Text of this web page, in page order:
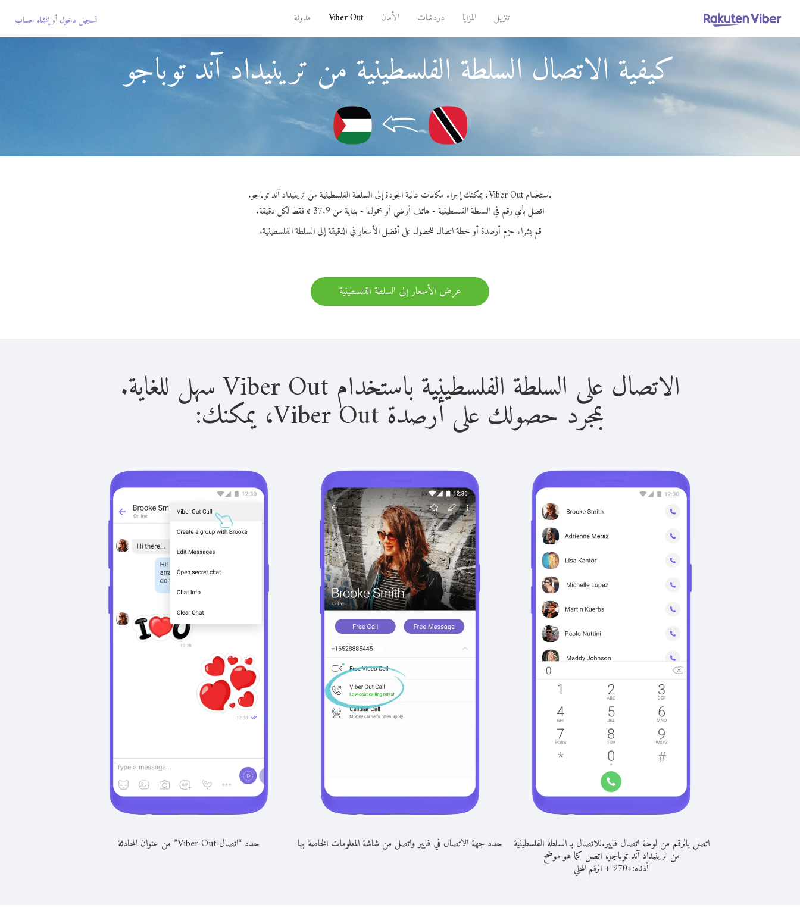
تنزيل المزايا دردشات الأمان Viber Out مدونة تسجيل دخول أوإنشاء حساب
كيفية الاتصال السلطة الفلسطينية من ترينيداد آند توباجو
باستخدام Viber Out، يمكنك إجراء مكالمات عالية الجودة إلى السلطة الفلسطينية من ترينيداد آند توباجو.
اتصل بأي رقم في السلطة الفلسطينية - هاتف أرضي أو محمول! - بداية من 37.9 ¢ فقط لكل دقيقة.
قم بشراء حزم أرصدة أو خطة اتصال للحصول على أفضل الأسعار في الدقيقة إلى السلطة الفلسطينية.
عرض الأسعار إلى السلطة الفلسطينية
الاتصال على السلطة الفلسطينية باستخدام Viber Out سهل للغاية.
بمجرد حصولك على أرصدة Viber Out، يمكنك:
اتصل بالرقم من لوحة اتصال فايبر.للاتصال بـ السلطة الفلسطينية
من ترينيداد آند توباجو، اتصل كما هو موضح
أدناه:+
970
+الرقم المحلي
حدد جهة الاتصال في فايبر واتصل من شاشة المعلومات الخاصة بها حدد “اتصال Viber Out” من عنوان المحادثة